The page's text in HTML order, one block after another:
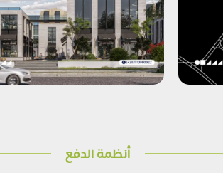
أنظمة الدفع